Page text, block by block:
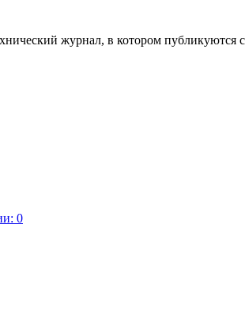
журнал, в котором публикуются
0